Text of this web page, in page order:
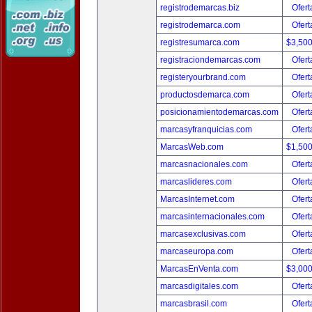
registrodemarcas.biz
registrodemarca.com
registresumarca.com
registraciondemarcas.com
registeryourbrand.com
productosdemarca.com
posicionamientodemarcas.com
marcasyfranquicias.com
MarcasWeb.com
marcasnacionales.com
marcaslideres.com
MarcasInternet.com
marcasinternacionales.com
marcasexclusivas.com
marcaseuropa.com
MarcasEnVenta.com
marcasdigitales.com
marcasbrasil.com